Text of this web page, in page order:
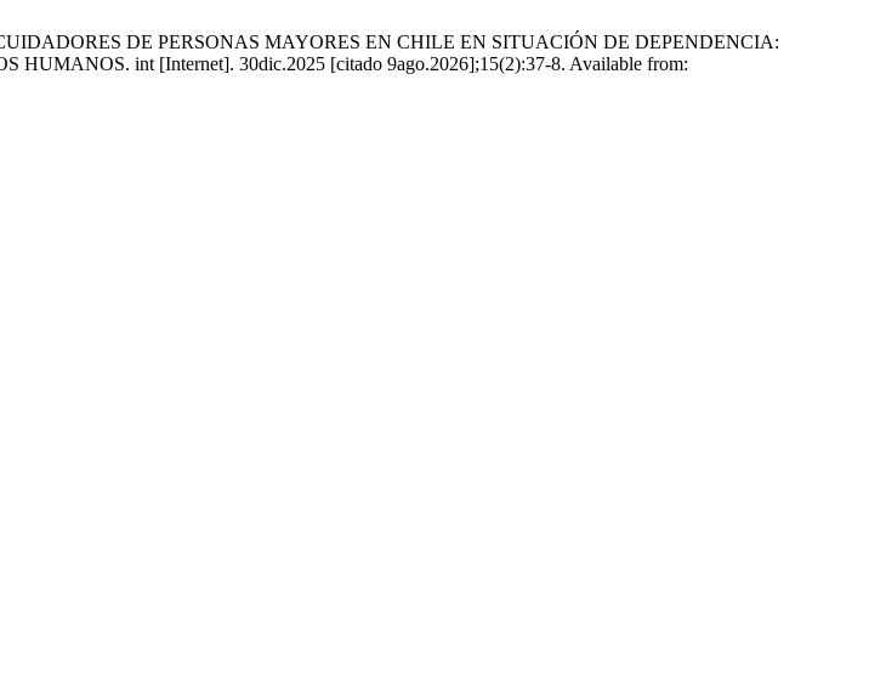
DE PERSONAS MAYORES EN CHILE EN SITUACIÓN DE DEPENDENCIA:
int [Internet]. 30dic.2025 [citado 9ago.2026];15(2):37-8. Available from: